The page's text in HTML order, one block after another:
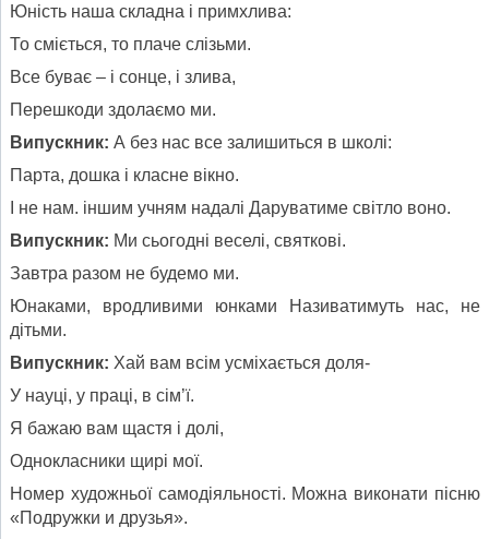
Юність наша складна і примхлива:
То сміється, то плаче слізьми.
Все буває – і сонце, і злива,
Перешкоди здолаємо ми.
Випускник: А без нас все залишиться в школі:
Парта, дошка і класне вікно.
І не нам. іншим учням надалі Даруватиме світло воно.
Випускник: Ми сьогодні веселі, святкові.
Завтра разом не будемо ми.
Юнаками, вродливими юнками Називатимуть нас, не
дітьми.
Випускник: Хай вам всім усміхається доля-
У науці, у праці, в сім’ї.
Я бажаю вам щастя і долі,
Однокласники щирі мої.
Номер художньої самодіяльності. Можна виконати пісню
«Подружки и друзья».